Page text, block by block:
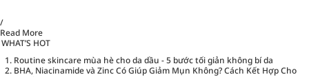
/
Read More
WHAT’S HOT
Routine skincare mùa hè cho da dầu - 5 bước tối giản không bí da
BHA, Niacinamide và Zinc Có Giúp Giảm Mụn Không? Cách Kết Hợp Cho